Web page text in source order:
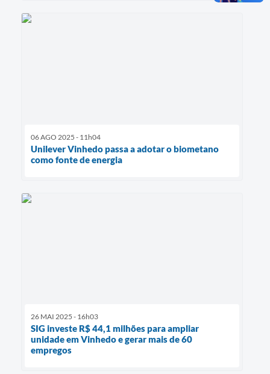
06 AGO 2025 - 11h04
Unilever Vinhedo passa a adotar o biometano
como fonte de energia
26 MAI 2025 - 16h03
SIG investe R$ 44,1 milhões para ampliar
unidade em Vinhedo e gerar mais de 60
empregos